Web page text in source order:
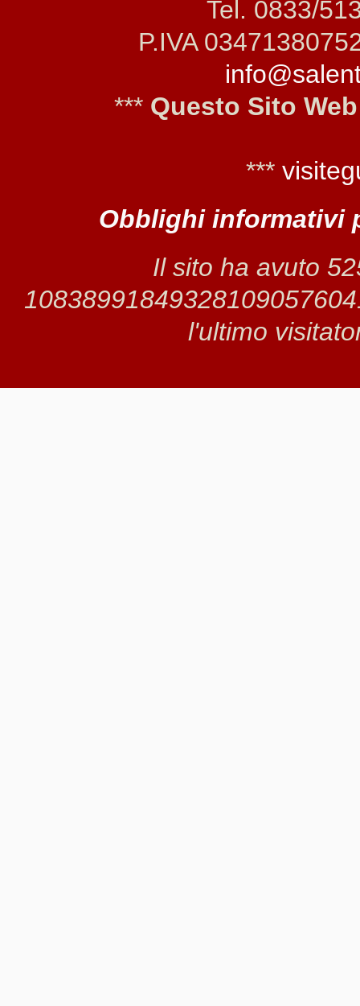
Tel. 0833/
P.IVA
*** Questo Sito
***
Obblighi informativi
Il sito ha avuto
l'ultimo